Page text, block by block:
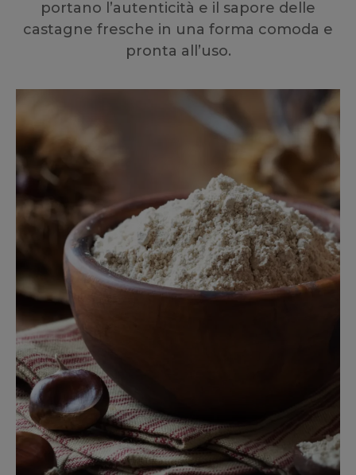
portano l’autenticità e il sapore delle
castagne fresche in una forma comoda e
pronta all’uso.